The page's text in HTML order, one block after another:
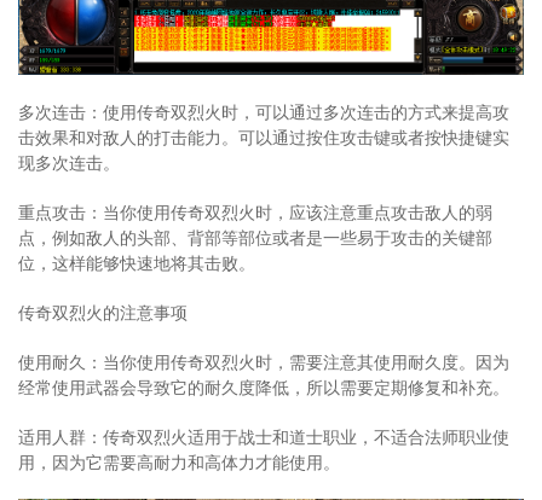
多次连击：使用传奇双烈火时，可以通过多次连击的方式来提高攻
击效果和对敌人的打击能力。可以通过按住攻击键或者按快捷键实
现多次连击。
重点攻击：当你使用传奇双烈火时，应该注意重点攻击敌人的弱
点，例如敌人的头部、背部等部位或者是一些易于攻击的关键部
位，这样能够快速地将其击败。
传奇双烈火的注意事项
使用耐久：当你使用传奇双烈火时，需要注意其使用耐久度。因为
经常使用武器会导致它的耐久度降低，所以需要定期修复和补充。
适用人群：传奇双烈火适用于战士和道士职业，不适合法师职业使
用，因为它需要高耐力和高体力才能使用。